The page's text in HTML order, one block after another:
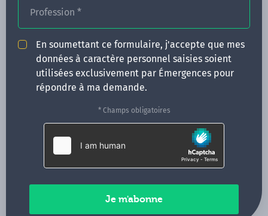
Profession *
En soumettant ce formulaire, j'accepte que mes
données à caractère personnel saisies soient
utilisées exclusivement par Émergences pour
répondre à ma demande.
* Champs obligatoires
ACTUALITÉS
INFOS PRATIQUES
Qui sommes-nous ?
35000 Rennes
02 99 05 25 47
Contactez-nous